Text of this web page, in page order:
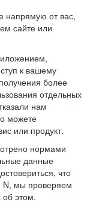
напрямую от вас,
сайте или
к вашему
более
отдельных
нам
можете
или продукт.
нормами
данные
что
N, мы проверяем
этом.